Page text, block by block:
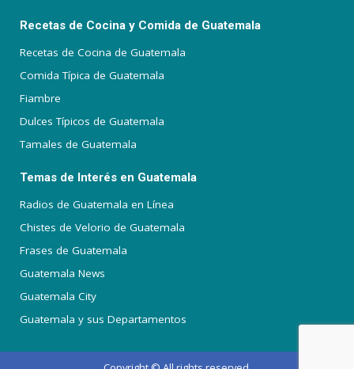
Recetas de Cocina y Comida de Guatemala
Recetas de Cocina de Guatemala
Comida Típica de Guatemala
Fiambre
Dulces Típicos de Guatemala
Tamales de Guatemala
Temas de Interés en Guatemala
Radios de Guatemala en Línea
Chistes de Velorio de Guatemala
Frases de Guatemala
Guatemala News
Guatemala City
Guatemala y sus Departamentos